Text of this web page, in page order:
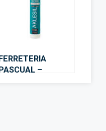
FERRETERIA
PASCUAL –